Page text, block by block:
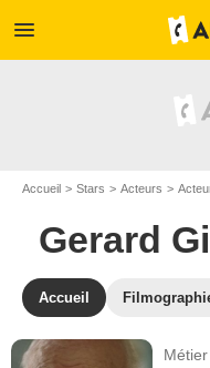
menu
Accueil Stars Acteurs
Gerard
Accueil